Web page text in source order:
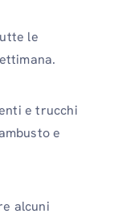
le
e trucchi
e
alcuni